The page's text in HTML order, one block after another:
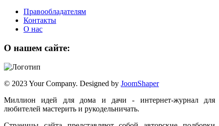
Правообладателям
Контакты
О нас
О нашем сайте:
© 2023 Your Company. Designed by JoomShaper
Миллион идей для дома и дачи - интернет-журнал для
любителей мастерить и рукодельничать.